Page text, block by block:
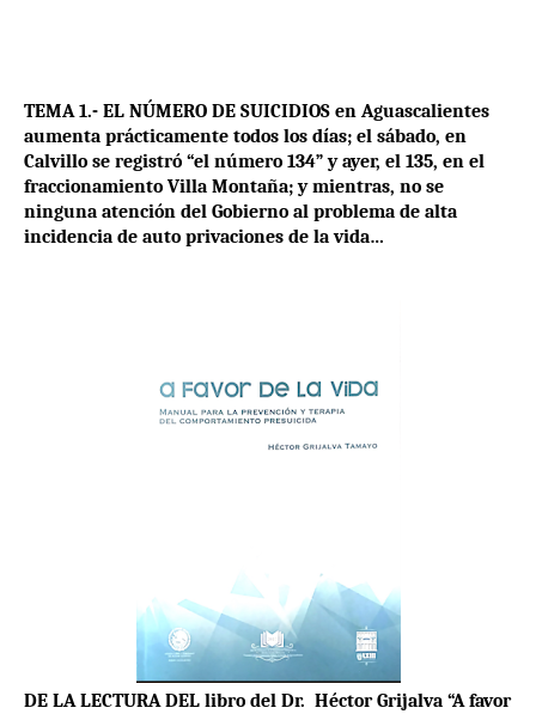
TEMA 1.- EL NÚMERO DE SUICIDIOS en Aguascalientes
aumenta prácticamente todos los días; el sábado, en
Calvillo se registró “el número 134” y ayer, el 135, en el
fraccionamiento Villa Montaña; y mientras, no se
ninguna atención del Gobierno al problema de alta
incidencia de auto privaciones de la vida…
DE LA LECTURA DEL libro del Dr. Héctor Grijalva “A favor